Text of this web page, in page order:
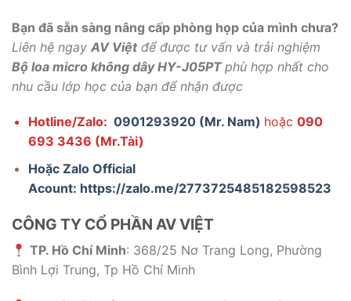
Bạn đã sẵn sàng nâng cấp phòng họp của mình chưa?
Liên hệ ngay AV Việtđể được tư vấn và trải nghiệm
Bộ loa micro không dây HY-J05PT phù hợp nhất cho
nhu cầu lớp học của bạn để nhận được
Hotline/Zalo: 0901293920 (Mr. Nam) hoặc 090
693 3436 (Mr.Tài)
Hoặc Zalo Official
Acount: https://zalo.me/2773725485182598523
CÔNG TY CỔ PHẦN AV VIỆT
TP. Hồ Chí Minh: 368/25 Nơ Trang Long, Phường
Bình Lợi Trung, Tp Hồ Chí Minh